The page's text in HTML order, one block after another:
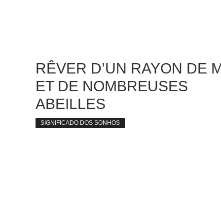
RÊVER D’UN RAYON DE
ET DE NOMBREUSES
ABEILLES
SIGNIFICADO DOS SONHOS